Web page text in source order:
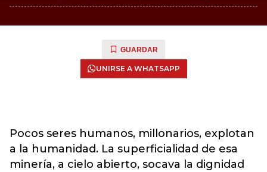
GUARDAR
UNIRSE A WHATSAPP
Pocos seres humanos, millonarios, explotan
a la humanidad. La superficialidad de esa
minería, a cielo abierto, socava la dignidad